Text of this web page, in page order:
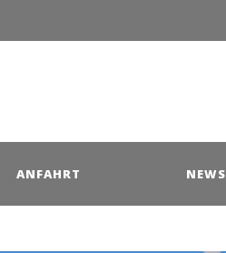
ANFAHRT NEWS